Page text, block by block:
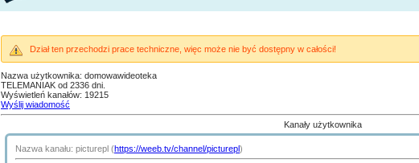
Dział ten przechodzi prace techniczne, więc może nie być dostępny w całości!
Nazwa użytkownika: domowawideoteka
TELEMANIAK od 2336 dni.
Wyświetleń kanałów: 19215
Wyślij wiadomość
Kanały użytkownika
Nazwa kanału: picturepl (https://weeb.tv/channel/picturepl)